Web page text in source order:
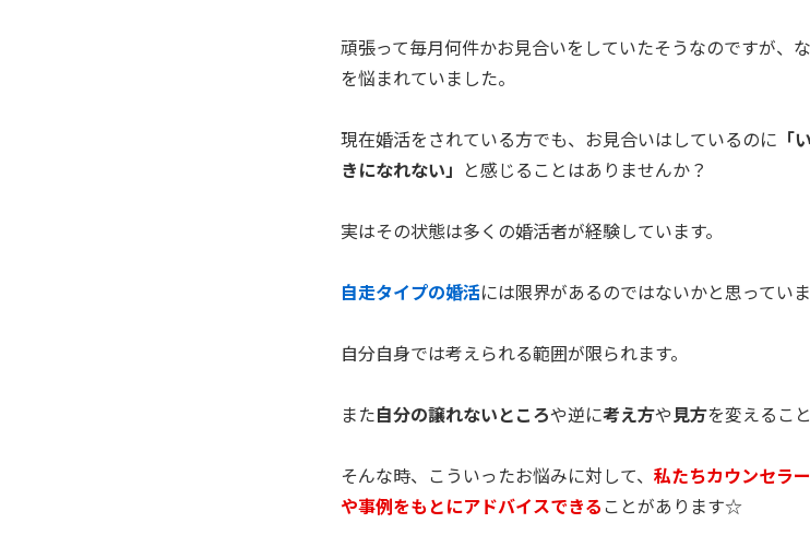
頑張って毎月何件かお見合いをしていたそうなのですが、
を悩まれていました。
現在婚活をされている方でも、お見合いはしているのに 「
きになれない」 と感じることはありませんか？
実はその状態は多くの婚活者が経験しています。
自走タイプの婚活には限界があるのではないかと思っていま
自分自身では考えられる範囲が限られます。
また自分の譲れないところや逆に考え方や見方を変えるこ
そんな時、こういったお悩みに対して、 私たちカウンセラ
や事例をもとにアドバイスできる ことがあります☆